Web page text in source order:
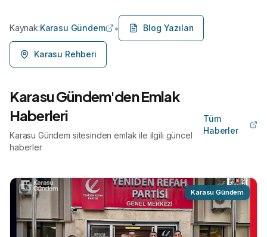
Kaynak:Karasu Gündem • Blog Yazıları
Karasu Rehberi
Karasu Gündem'den Emlak
Haberleri
Karasu Gündem sitesinden emlak ile ilgili güncel
haberler
Tüm
Haberler
Karasu Gündem